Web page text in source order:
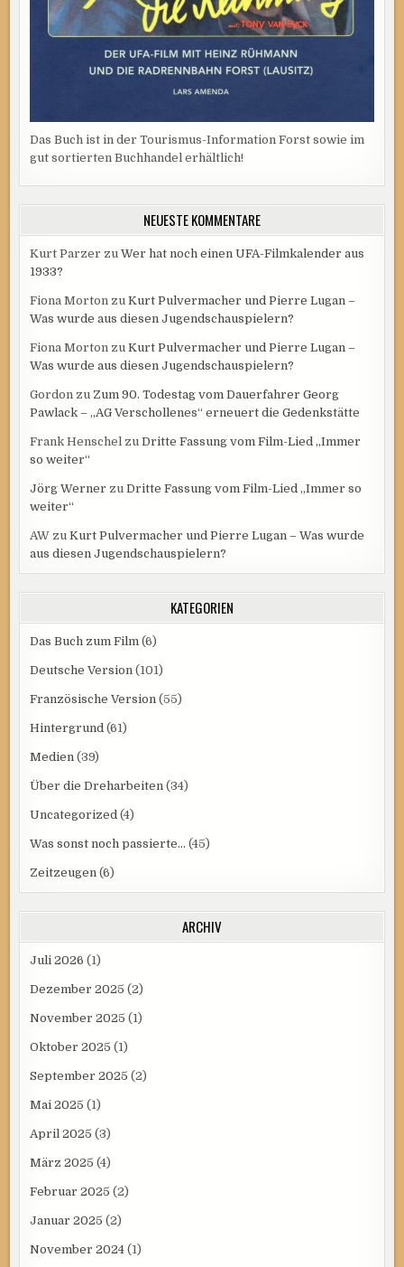
Das Buch ist in der Tourismus-Information Forst sowie im
gut sortierten Buchhandel erhältlich!
NEUESTE KOMMENTARE
Kurt Parzer zuWer hat noch einen UFA-Filmkalender aus
1933?
Fiona Morton zuKurt Pulvermacher und Pierre Lugan –
Was wurde aus diesen Jugendschauspielern?
Fiona Morton zuKurt Pulvermacher und Pierre Lugan –
Was wurde aus diesen Jugendschauspielern?
Gordon zu Zum 90. Todestag vom Dauerfahrer Georg
Pawlack – „AG Verschollenes“ erneuert die Gedenkstätte
Frank Henschel zuDritte Fassung vom Film-Lied „Immer
so weiter“
Jörg Werner zuDritte Fassung vom Film-Lied „Immer so
weiter“
AW zuKurt Pulvermacher und Pierre Lugan – Was wurde
aus diesen Jugendschauspielern?
KATEGORIEN
Das Buch zum Film (6)
Deutsche Version (101)
Französische Version (55)
Hintergrund (61)
Medien (39)
Über die Dreharbeiten (34)
Uncategorized (4)
Was sonst noch passierte… (45)
Zeitzeugen (6)
ARCHIV
Juli 2026 (1)
Dezember 2025 (2)
November 2025 (1)
Oktober 2025 (1)
September 2025 (2)
Mai 2025 (1)
April 2025 (3)
März 2025 (4)
Februar 2025 (2)
Januar 2025 (2)
November 2024 (1)